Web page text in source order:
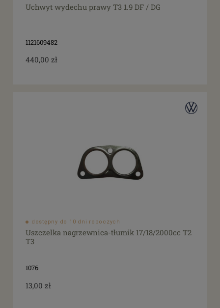
Uchwyt wydechu prawy T3 1.9 DF / DG
1121609482
440,00 zł
dostępny do 10 dni roboczych
Uszczelka nagrzewnica-tłumik 17/18/2000cc T2
T3
1076
13,00 zł